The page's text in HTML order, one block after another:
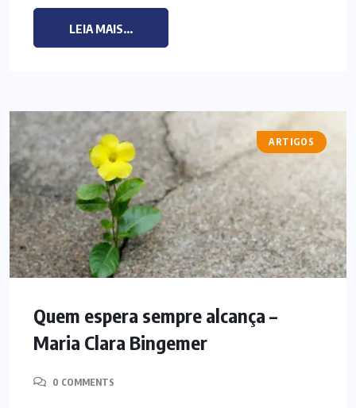
LEIA MAIS...
ARTIGOS
Quem espera sempre alcança –
Maria Clara Bingemer
0 COMMENTS